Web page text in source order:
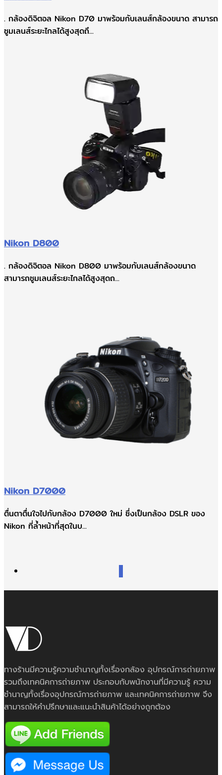
. กล้องดิจิตอล Nikon D70 มาพร้อมกับเลนส์กล้องขนาด สามารถ
ซูมเลนส์ระยะไกลได้สูงสุดถึ...
Nikon D800
. กล้องดิจิตอล Nikon D800 มาพร้อมกับเลนส์กล้องขนาด
สามารถซูมเลนส์ระยะไกลได้สูงสุดถ...
Nikon D7000
ตื่นตาตื่นใจไปกับกล้อง D7000 ใหม่ ซึ่งเป็นกล้อง DSLR ของ
Nikon ที่ล้ำหน้าที่สุดในบ...
ทางร้านมีความรู้ความชำนาญทั้งเรื่องกล้อง อุปกรณ์การถ่ายภาพ
รวมถึงเทคนิคการถ่ายภาพ ประกอบกับพนักงานที่มีความรู้ ความ
ชำนาญทั้งเรื่องอุปกรณ์การถ่ายภาพ และเทคนิคการถ่ายภาพ จึง
สามารถให้คำปรึกษาและแนะนำสินค้าได้อย่างถูกต้อง